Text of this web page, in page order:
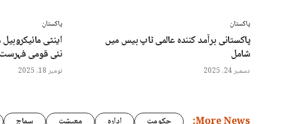
پاکستان
پاکستانی برآمد کنندہ عالمی ٹاپ بیس میں
شامل
دسمبر 24, 2025
پاکستان
اینٹی
نئی قومی فہرست
نومبر 18, 2025